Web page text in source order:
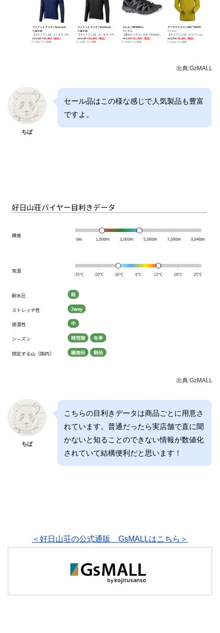
出典:GzMALL
ちば
セール品はこの様な感じで人気製品も豊富
ですよ。
出典:GzMALL
ちば
こちらの目利きデータは商品ごとに用意さ
れています。普通だったら実店舗で直に聞
かないと知ることのできない情報が数値化
されていて結構便利だと思います！
＜好日山荘の公式通販 GsMALLはこちら＞